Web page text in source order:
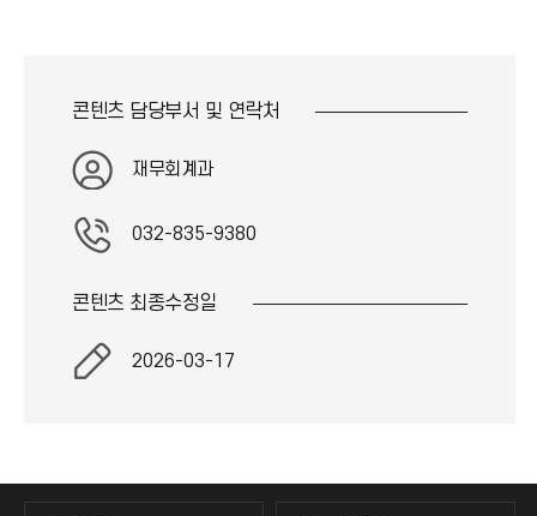
콘텐츠 담당부서 및 연락처
재무회계과
032-835-9380
콘텐츠 최종수정일
2026-03-17